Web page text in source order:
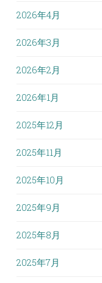
2026年4月
2026年3月
2026年2月
2026年1月
2025年12月
2025年11月
2025年10月
2025年9月
2025年8月
2025年7月